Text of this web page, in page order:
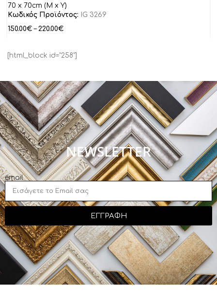
70 x 70cm (M x Y)
Κωδικός Προϊόντος:
IG 3269
150.00€ – 220.00€
[html_block id="258"]
NEWSLETTER
email
ΕΓΓΡΑΦΗ